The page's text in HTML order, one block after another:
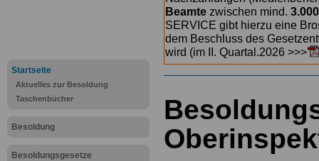
Startseite
Aktuelles zur Besoldung
Taschenbücher
Besoldung
Besoldungsgesetze
Beamte zwischen mind.
SERVICE gibt hierzu eine
dem Beschluss des
wird (im II. Quartal.2026 >>>